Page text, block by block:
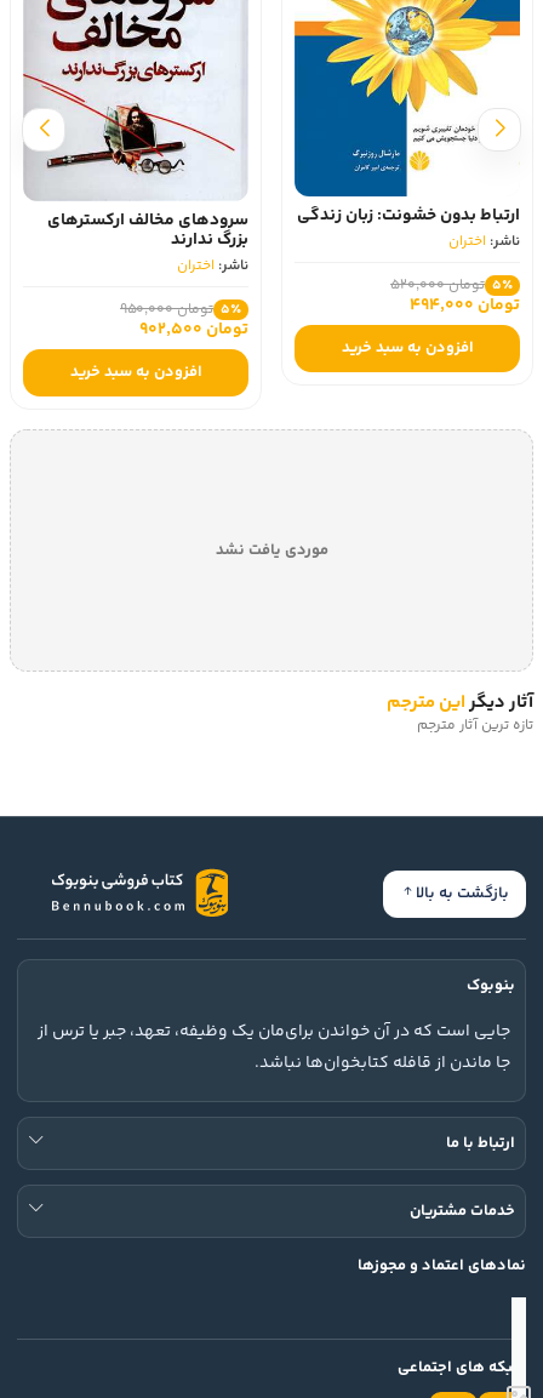
ارتباط بدون خشونت: زبان زندگی
ناشر: اختران
5٪ تومان 520,000
تومان 494,000
افزودن به سبد خرید
سرودهای مخالف ارکسترهای
بزرگ ندارند
ناشر: اختران
5٪ تومان 950,000
تومان 902,500
افزودن به سبد خرید
موردی یافت نشد
آثار دیگراین مترجم
تازه ترین آثار مترجم
بازگشت به بالا
بنوبوک
جایی است که در آن خواندن برای‌مان یک وظیفه، تعهد، جبر یا ترس از
جا ماندن از قافله کتابخوان‌ها نباشد.
ارتباط با ما
خدمات مشتریان
نمادهای اعتماد و مجوزها
شبکه های اجتماعی